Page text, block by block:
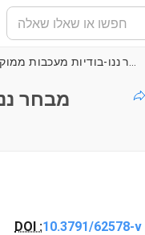
מבחר
DOI :10.3791/62578-v